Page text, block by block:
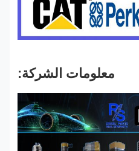
معلومات الشركة: